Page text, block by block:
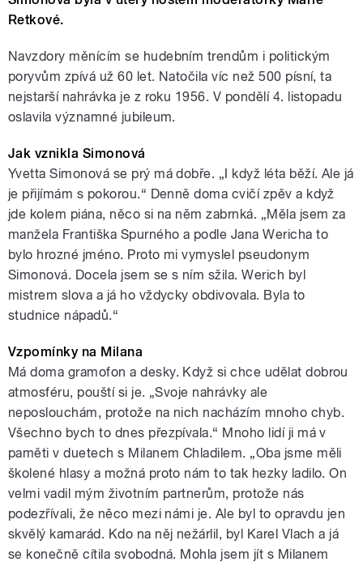
Retkové.
Navzdory měnícím se hudebním trendům i politickým
poryvům zpívá už 60 let. Natočila víc než 500 písní, ta
nejstarší nahrávka je z roku 1956. V pondělí 4. listopadu
oslavila významné jubileum.
Jak vznikla Simonová
Yvetta Simonová se prý má dobře. „I když léta běží. Ale já
je přijímám s pokorou.“ Denně doma cvičí zpěv a když
jde kolem piána, něco si na něm zabrnká. „Měla jsem za
manžela Františka Spurného a podle Jana Wericha to
bylo hrozné jméno. Proto mi vymyslel pseudonym
Simonová. Docela jsem se s ním sžila. Werich byl
mistrem slova a já ho vždycky obdivovala. Byla to
studnice nápadů.“
Vzpomínky na Milana
Má doma gramofon a desky. Když si chce udělat dobrou
atmosféru, pouští si je. „Svoje nahrávky ale
neposlouchám, protože na nich nacházím mnoho chyb.
Všechno bych to dnes přezpívala.“ Mnoho lidí ji má v
paměti v duetech s Milanem Chladilem. „Oba jsme měli
školené hlasy a možná proto nám to tak hezky ladilo. On
velmi vadil mým životním partnerům, protože nás
podezřívali, že něco mezi námi je. Ale byl to opravdu jen
skvělý kamarád. Kdo na něj nežárlil, byl Karel Vlach a já
se konečně cítila svobodná. Mohla jsem jít s Milanem